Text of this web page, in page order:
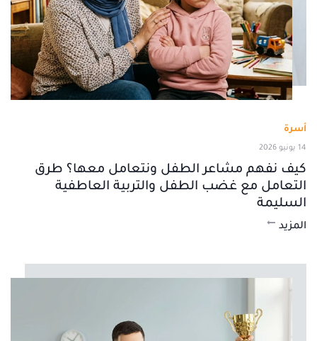
أسرة
14 يونيو 2026
كيف نفهم مشاعر الطفل ونتعامل معها؟ طرق
التعامل مع غضب الطفل والتربية العاطفية
السليمة
المزيد